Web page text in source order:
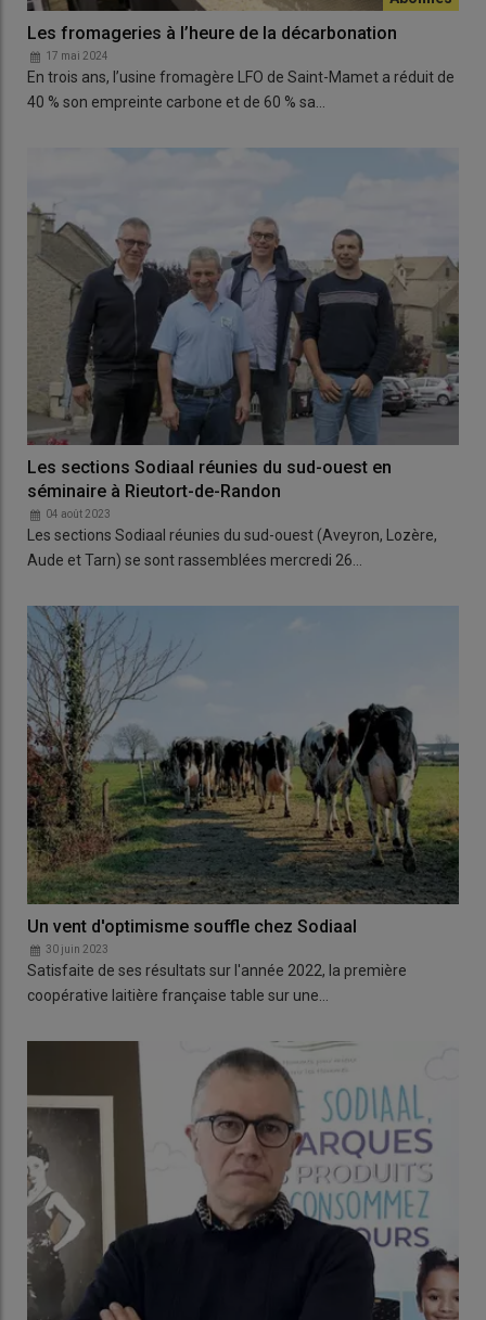
Les fromageries à l’heure de la décarbonation
17 mai 2024
En trois ans, l’usine fromagère LFO de Saint-Mamet a réduit de
40 % son empreinte carbone et de 60 % sa…
Les sections Sodiaal réunies du sud-ouest en
séminaire à Rieutort-de-Randon
04 août 2023
Les sections Sodiaal réunies du sud-ouest (Aveyron, Lozère,
Aude et Tarn) se sont rassemblées mercredi 26…
Un vent d'optimisme souffle chez Sodiaal
30 juin 2023
Satisfaite de ses résultats sur l'année 2022, la première
coopérative laitière française table sur une…